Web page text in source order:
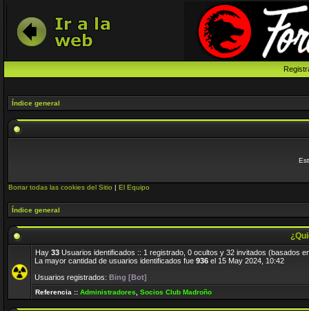
Índice general
Borrar todas las cookies del Sitio | El Equipo
Índice general
Hay 33 Usuarios identificados :: 1 registrado, 0 ocultos y 32 invitados (basados
La mayor cantidad de usuarios identificados fue 936 el 15 May 2024, 10:42
Usuarios registrados: Bing [Bot]
Referencia :: Administradores Socios Club Madroño